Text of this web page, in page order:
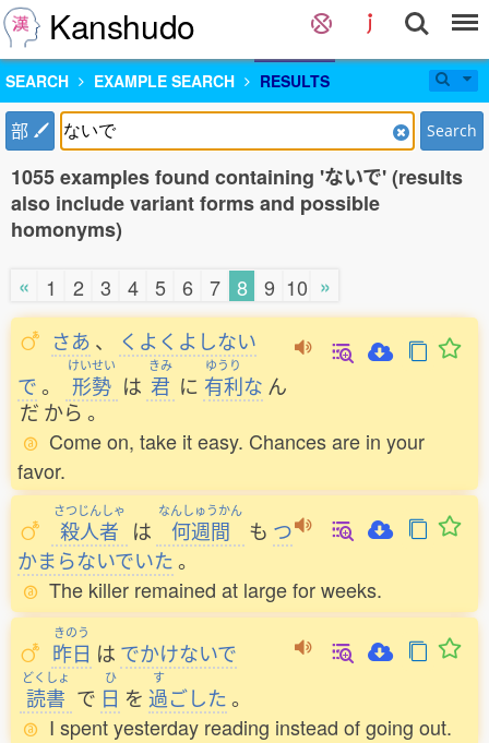
Kanshudo
SEARCH EXAMPLE SEARCH RESULTS
部 Search
1055 examples found containing 'ないで' (results
also include variant forms and possible
homonyms)
« 1 2 3 4 5 6 7 8 9 10 »
さあ 、
くよくよしない
で。
けいせい
形勢 は
きみ
君 に
ゆうり
有利な ん
だ から 。
Come on, take it easy. Chances are in your
favor.
さつじんしゃ
殺人者 は
なんしゅうかん
何週間 も つ
かまらないでいた。
The killer remained at large for weeks.
きのう
昨日 は でかけないで
どくしょ
読書 で
ひ
日 を
す
過ごした。
I spent yesterday reading instead of going out.